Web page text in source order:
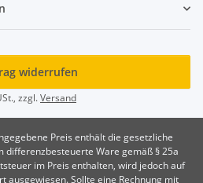
widerrufen
zzgl.Versand
Preis enthält die gesetzliche
differenzbesteuerte Ware gemäß § 25a
im Preis enthalten, wird jedoch auf
ausgewiesen. Sollte eine Rechnung mit